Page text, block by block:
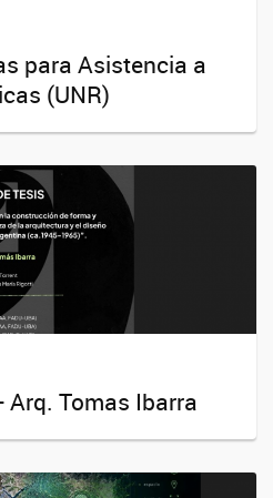
para Asistencia a
(UNR)
Arq. Tomas Ibarra